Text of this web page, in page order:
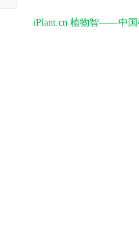
iPlant.cn 植物智——中国